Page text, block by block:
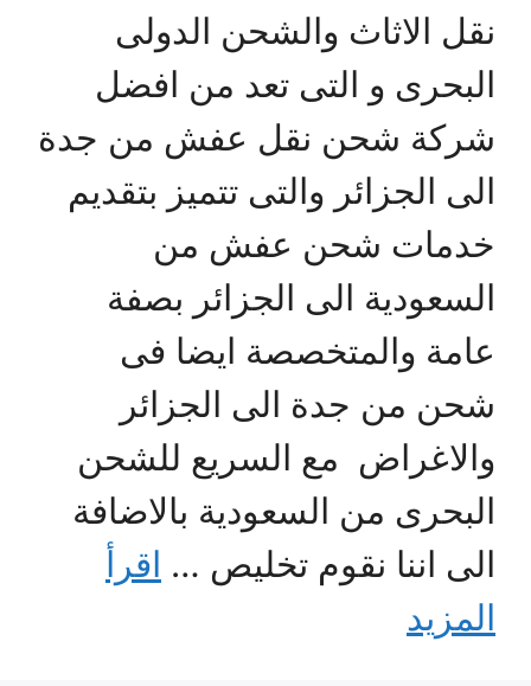
نقل الاثاث والشحن الدولى
البحرى و التى تعد من افضل
شركة شحن نقل عفش من جدة
الى الجزائر والتى تتميز بتقديم
خدمات شحن عفش من
السعودية الى الجزائر بصفة
عامة والمتخصصة ايضا فى
شحن من جدة الى الجزائر
والاغراض مع السريع للشحن
البحرى من السعودية بالاضافة
الى اننا نقوم تخليص … اقرأ
المزيد